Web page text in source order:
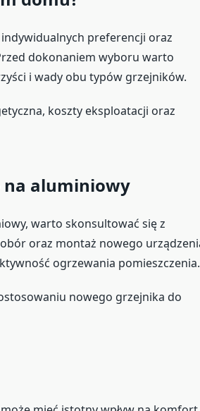
preferencji oraz
dokonaniem wyboru warto
i wady obu typów grzejników.
koszty eksploatacji oraz
na aluminiowy
warto skonsultować się z
oraz montaż nowego
ogrzewania pomieszczenia.
nowego grzejnika do